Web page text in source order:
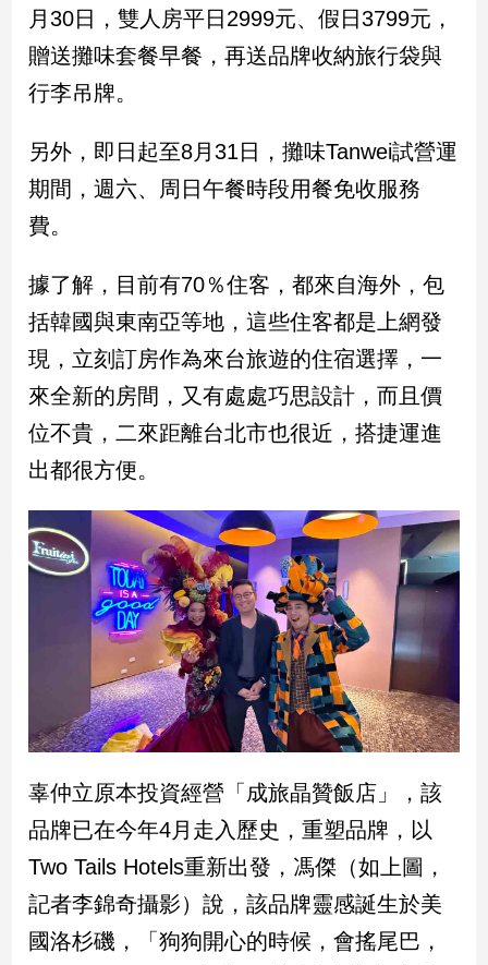
月30日，雙人房平日2999元、假日3799元，
贈送攤味套餐早餐，再送品牌收納旅行袋與
行李吊牌。
另外，即日起至8月31日，攤味Tanwei試營運
期間，週六、周日午餐時段用餐免收服務
費。
據了解，目前有70％住客，都來自海外，包
括韓國與東南亞等地，這些住客都是上網發
現，立刻訂房作為來台旅遊的住宿選擇，一
來全新的房間，又有處處巧思設計，而且價
位不貴，二來距離台北市也很近，搭捷運進
出都很方便。
辜仲立原本投資經營「成旅晶贊飯店」，該
品牌已在今年4月走入歷史，重塑品牌，以
Two Tails Hotels重新出發，馮傑（如上圖，
記者李錦奇攝影）說，該品牌靈感誕生於美
國洛杉磯，「狗狗開心的時候，會搖尾巴，